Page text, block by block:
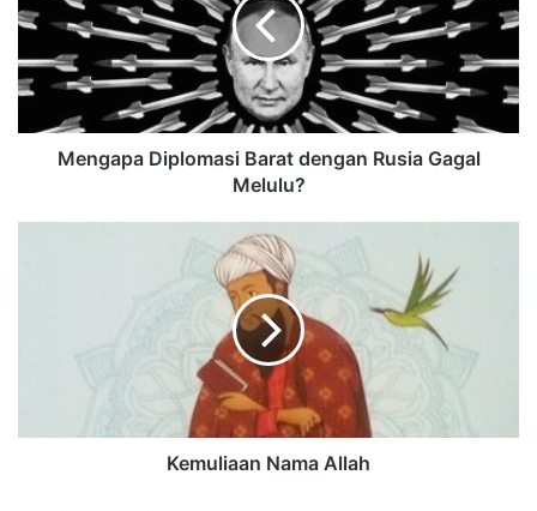
Mengapa Diplomasi Barat dengan Rusia Gagal
Melulu?
Kemuliaan Nama Allah